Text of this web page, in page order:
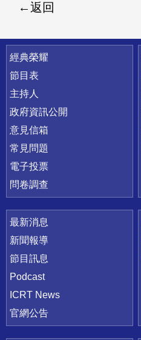
返回
快速連結
經典榮耀
節目表
主持人
政府資訊公開
意見信箱
常見問題
電子投票
問卷調查
最新消息
新聞報導
節目訊息
Podcast
ICRT News
官網公告